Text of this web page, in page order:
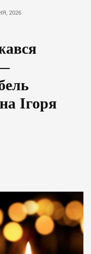
2026
Ігоря